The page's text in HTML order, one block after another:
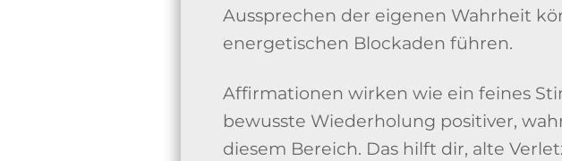
Aussprechen der eigenen Wahrheit
energetischen Blockaden führen.
Affirmationen wirken wie ein feines
bewusste Wiederholung positiver,
diesem Bereich. Das hilft dir, alte